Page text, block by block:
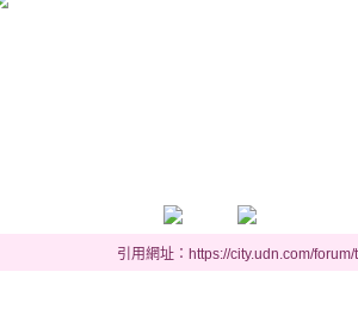
引用網址：https://city.udn.com/